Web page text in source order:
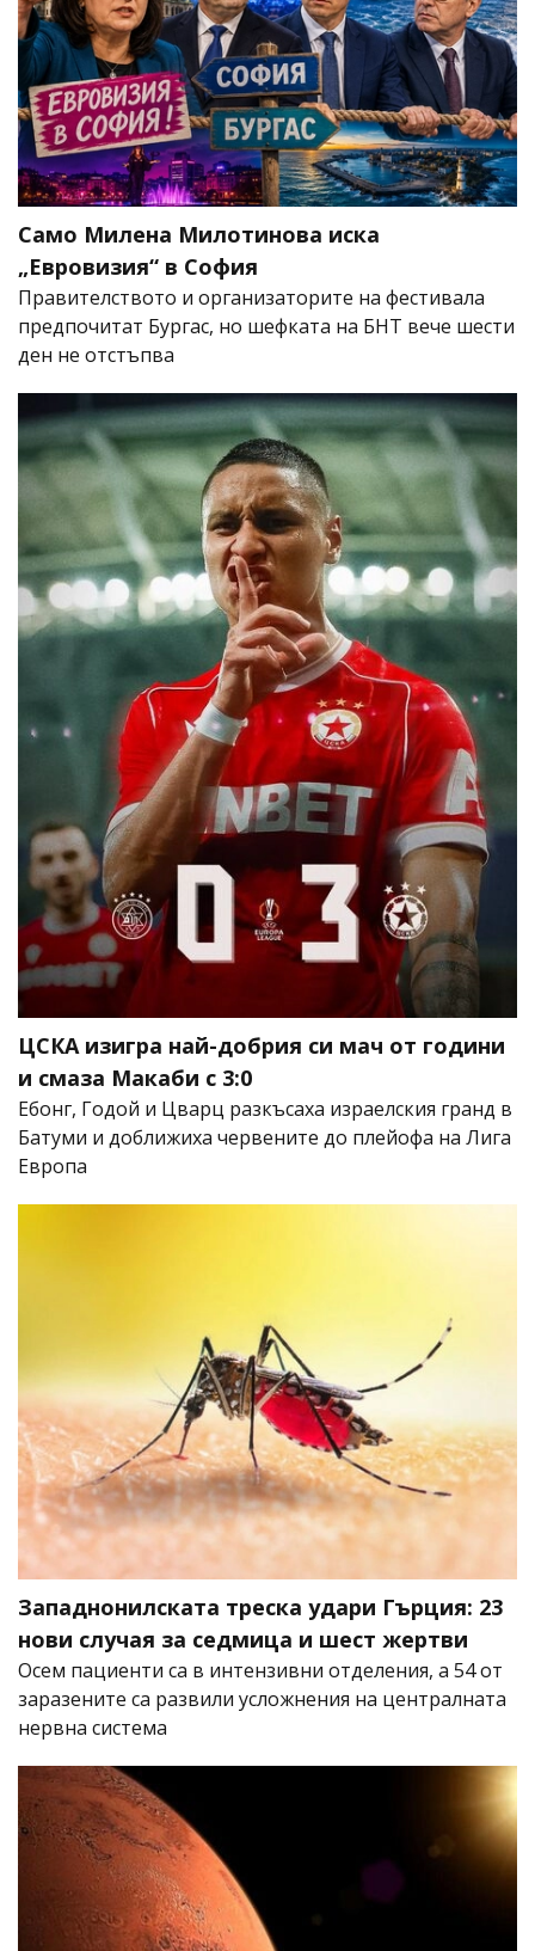
Само Милена Милотинова иска
„Евровизия“ в София
Правителството и организаторите на фестивала
предпочитат Бургас, но шефката на БНТ вече шести
ден не отстъпва
ЦСКА изигра най-добрия си мач от години
и смаза Макаби с 3:0
Ебонг, Годой и Цварц разкъсаха израелския гранд в
Батуми и доближиха червените до плейофа на Лига
Европа
Западнонилската треска удари Гърция: 23
нови случая за седмица и шест жертви
Осем пациенти са в интензивни отделения, а 54 от
заразените са развили усложнения на централната
нервна система